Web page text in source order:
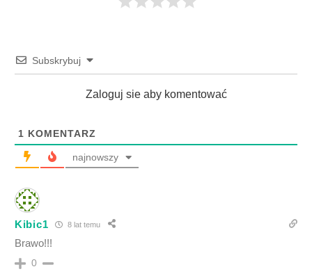
Subskrybuj
Zaloguj sie aby komentować
1 KOMENTARZ
najnowszy
Kibic1 8 lat temu
Brawo!!!
0